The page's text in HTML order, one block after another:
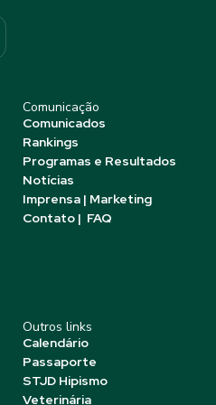
Comunicação
Comunicados
Rankings
Programas e Resultados
Notícias
Imprensa | Marketing
Contato | FAQ
Outros links
Calendário
Passaporte
STJD Hipismo
Veterinária